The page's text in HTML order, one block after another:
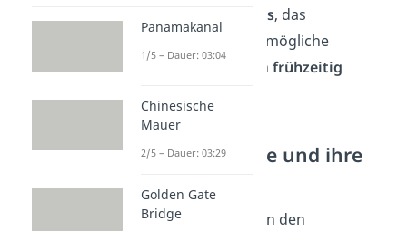
Frühwarnsystems, das
sicherstellen soll, dass mögliche
geologische Aktivitätenfrühzeitig
Frühwarnsysteme und ihre
Die Frühwarnsysteme in den
Panamakanal
1/5 – Dauer: 03:04
Chinesische
Mauer
2/5 – Dauer: 03:29
Golden Gate
Bridge